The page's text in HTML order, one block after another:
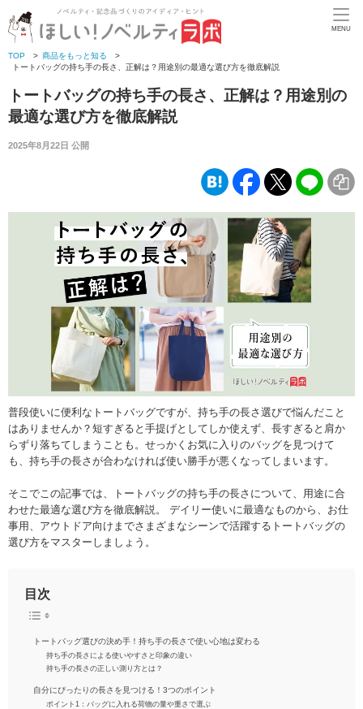
MENU
TOP > 商品をもっと知る
>
トートバッグの持ち手の長さ、正解は？用途別の最適な選び方を徹底解説
トートバッグの持ち手の長さ、正解は？用途別の
最適な選び方を徹底解説
2025年8月22日 公開
普段使いに便利なトートバッグですが、持ち手の長さ選びで悩んだこと
はありませんか？短すぎると手提げとしてしか使えず、長すぎると肩か
らずり落ちてしまうことも。せっかくお気に入りのバッグを見つけて
も、持ち手の長さが合わなければ使い勝手が悪くなってしまいます。
そこでこの記事では、トートバッグの持ち手の長さについて、用途に合
わせた最適な選び方を徹底解説。 デイリー使いに最適なものから、お仕
事用、アウトドア向けまでさまざまなシーンで活躍するトートバッグの
選び方をマスターしましょう。
目次
トートバッグ選びの決め手！持ち手の長さで使い心地は変わる
持ち手の長さによる使いやすさと印象の違い
持ち手の長さの正しい測り方とは？
自分にぴったりの長さを見つける！3つのポイント
ポイント1：バッグに入れる荷物の量や重さで選ぶ